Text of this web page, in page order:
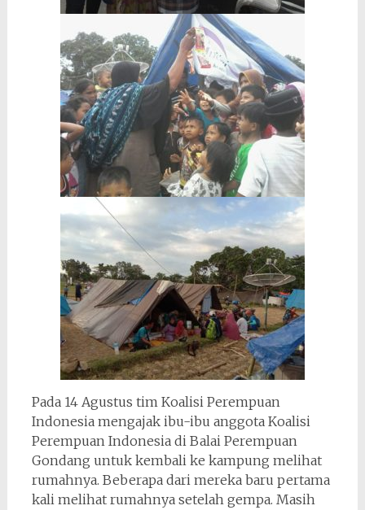
Pada 14 Agustus tim Koalisi Perempuan
Indonesia mengajak ibu-ibu anggota Koalisi
Perempuan Indonesia di Balai Perempuan
Gondang untuk kembali ke kampung melihat
rumahnya. Beberapa dari mereka baru pertama
kali melihat rumahnya setelah gempa. Masih